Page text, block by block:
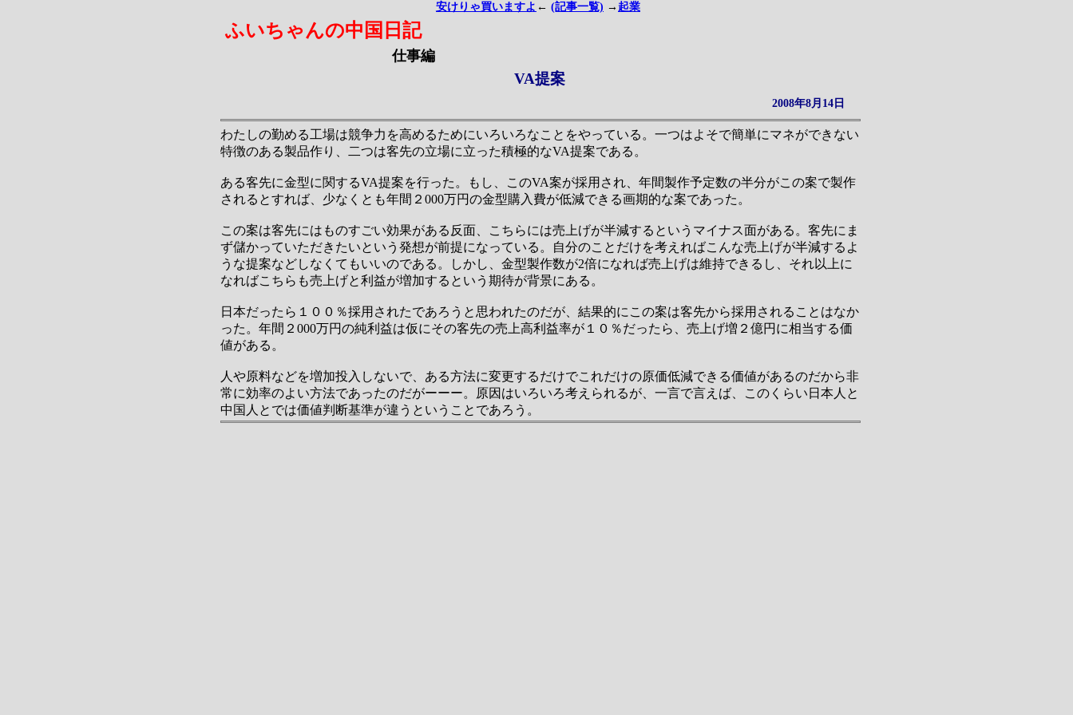
安けりゃ買いますよ ← (記事一覧) → 起業
ふいちゃんの中国日記
仕事編
VA提案
2008年8月14日
わたしの勤める工場は競争力を高めるためにいろいろなことをやっている。一つはよそで簡単にマネができない
特徴のある製品作り、二つは客先の立場に立った積極的なVA提案である。
ある客先に金型に関するVA提案を行った。もし、このVA案が採用され、年間製作予定数の半分がこの案で製作
されるとすれば、少なくとも年間２000万円の金型購入費が低減できる画期的な案であった。
この案は客先にはものすごい効果がある反面、こちらには売上げが半減するというマイナス面がある。客先にま
ず儲かっていただきたいという発想が前提になっている。自分のことだけを考えればこんな売上げが半減するよ
うな提案などしなくてもいいのである。しかし、金型製作数が2倍になれば売上げは維持できるし、それ以上に
なればこちらも売上げと利益が増加するという期待が背景にある。
日本だったら１００％採用されたであろうと思われたのだが、結果的にこの案は客先から採用されることはなか
った。年間２000万円の純利益は仮にその客先の売上高利益率が１０％だったら、売上げ増２億円に相当する価
値がある。
人や原料などを増加投入しないで、ある方法に変更するだけでこれだけの原価低減できる価値があるのだから非
常に効率のよい方法であったのだがーーー。原因はいろいろ考えられるが、一言で言えば、このくらい日本人と
中国人とでは価値判断基準が違うということであろう。